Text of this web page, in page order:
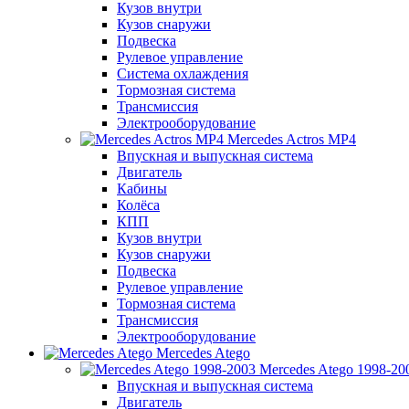
Кузов внутри
Кузов снаружи
Подвеска
Рулевое управление
Система охлаждения
Тормозная система
Трансмиссия
Электрооборудование
Mercedes Actros MP4
Впускная и выпускная система
Двигатель
Кабины
Колёса
КПП
Кузов внутри
Кузов снаружи
Подвеска
Рулевое управление
Тормозная система
Трансмиссия
Электрооборудование
Mercedes Atego
Mercedes Atego 1998-
Впускная и выпускная система
Двигатель